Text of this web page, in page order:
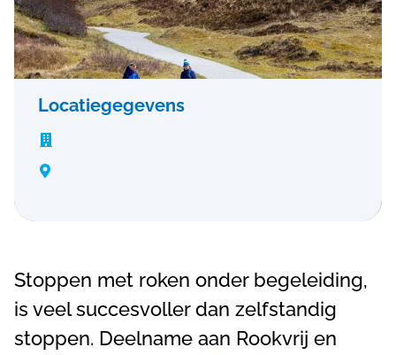
Locatiegegevens


Stoppen met roken onder begeleiding,
is veel succesvoller dan zelfstandig
stoppen. Deelname aan Rookvrij en